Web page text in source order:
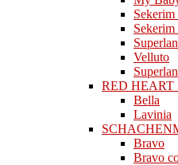
Sekerim
Velluto
RED
Bella
Lavinia
Bravo
Bravo